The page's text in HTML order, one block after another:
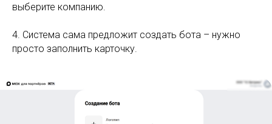
выберите компанию.
4. Система сама предложит создать бота – нужно
просто заполнить карточку.